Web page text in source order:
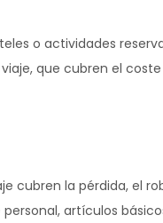
o actividades
que cubren el
cubren la pérdida, el
artículos